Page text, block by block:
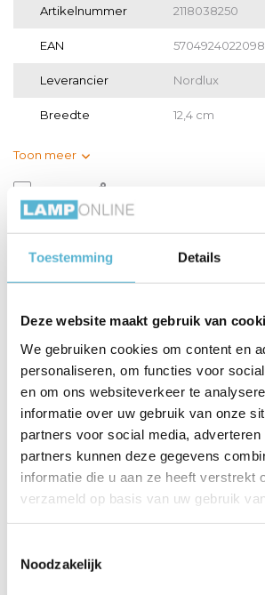
Toestemming Details
Deze website maakt gebruik van
We gebruiken cookies om content en
personaliseren, om functies voor
en om ons websiteverkeer te
informatie over uw gebruik van onze
partners voor social media,
partners kunnen deze gegevens
informatie die u aan ze heeft verstrekt
verzameld op basis van uw gebruik
Noodzakelijk
Artikelnummer 2118038250
EAN 5704924022098
Leverancier Nordlux
Breedte 12,4 cm
Toon meer
Gerelateerde artikelen:
LED E27 lamp 40 -
5.5 ...
€3,95
LED E27 lamp 60 -
8 Wa...
€4,95